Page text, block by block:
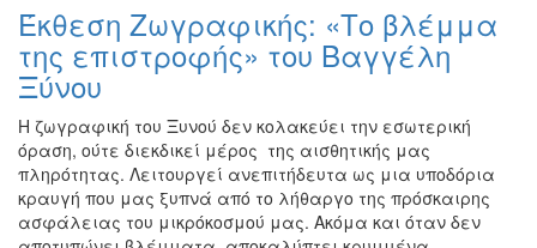
ΤΟΠΟΣ
ΜΑΣ
ΔΗΜΟΣ
Έκθεση Ζωγραφικής: «Το βλέμμα
της επιστροφής» του Βαγγέλη
Ξύνου
Η ζωγραφική του Ξυνού δεν κολακεύει την εσωτερική
όραση, ούτε διεκδικεί μέρος της αισθητικής μας
πληρότητας. Λειτουργεί ανεπιτήδευτα ως μια υποδόρια
κραυγή που μας ξυπνά από το λήθαργο της πρόσκαιρης
ασφάλειας του μικρόκοσμού μας. Ακόμα και όταν δεν